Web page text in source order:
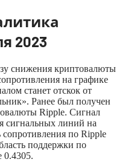
2023
снижения криптовалюты
на графике
станет отскок от
Ранее был получен
Ripple. Сигнал
сигнальных линий на
по Ripple
поддержки по
0.4305.